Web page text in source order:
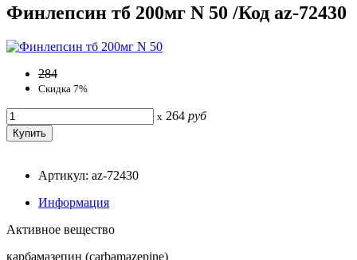
Финлепсин тб 200мг N 50 /Код az-72430
284
Скидка 7%
x 264 руб
Артикул: az-72430
Информация
Активное вещество
карбамазепин (carbamazepine)